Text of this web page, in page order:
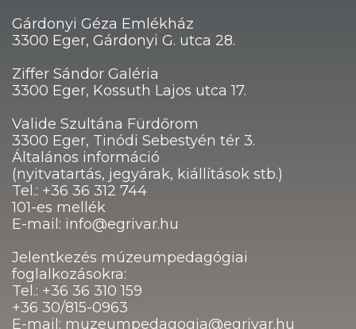
Gárdonyi Géza Emlékház
3300 Eger, Gárdonyi G. utca 28.
Ziffer Sándor Galéria
3300 Eger, Kossuth Lajos utca 17.
Valide Szultána Fürdőrom
3300 Eger, Tinódi Sebestyén tér 3.
Általános információ
(nyitvatartás, jegyárak, kiállítások stb.)
Tel.: +36 36 312 744
101-es mellék
E-mail: info@egrivar.hu
Jelentkezés múzeumpedagógiai
foglalkozásokra:
Tel.: +36 36 310 159
+36 30/815-0963
E-mail: muzeumpedagogia@egrivar.hu